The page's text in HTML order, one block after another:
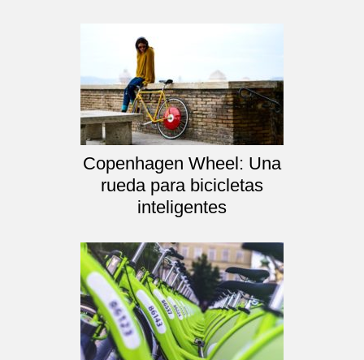
Copenhagen Wheel: Una
rueda para bicicletas
inteligentes